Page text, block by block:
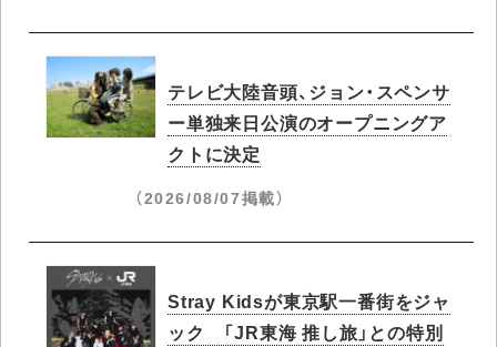
テレビ大陸音頭、ジョン・スペンサ
ー単独来日公演のオープニングア
クトに決定
（2026/08/07掲載）
Stray Kidsが東京駅一番街をジャ
ック 「JR東海 推し旅」との特別